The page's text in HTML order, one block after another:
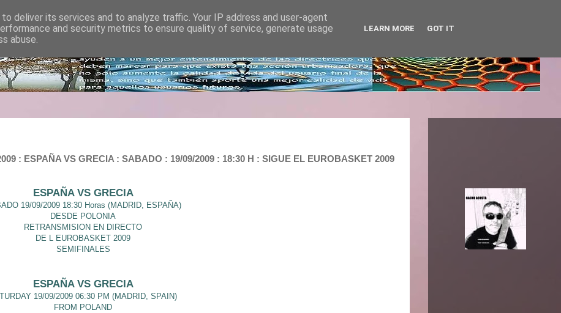
: ESPAÑA VS GRECIA : SABADO : 19/09/2009 : 18:30 H : SIGUE EL EUROBASKET 2009
ESPAÑA VS GRECIA
19/09/2009 18:30 Horas (MADRID, ESPAÑA)
DESDE POLONIA
RETRANSMISION EN DIRECTO
DE L EUROBASKET 2009
SEMIFINALES
ESPAÑA VS GRECIA
19/09/2009 06:30 PM (MADRID, SPAIN)
FROM POLAND
deliver its services and to analyze traffic. Your IP address and user-agent
and security metrics to ensure quality of service, generate usage
abuse.
LEARN MORE GOT IT